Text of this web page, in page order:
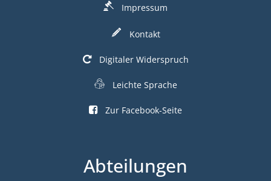
Impressum
Kontakt
Digitaler Widerspruch
Leichte Sprache
Zur Facebook-Seite
Abteilungen